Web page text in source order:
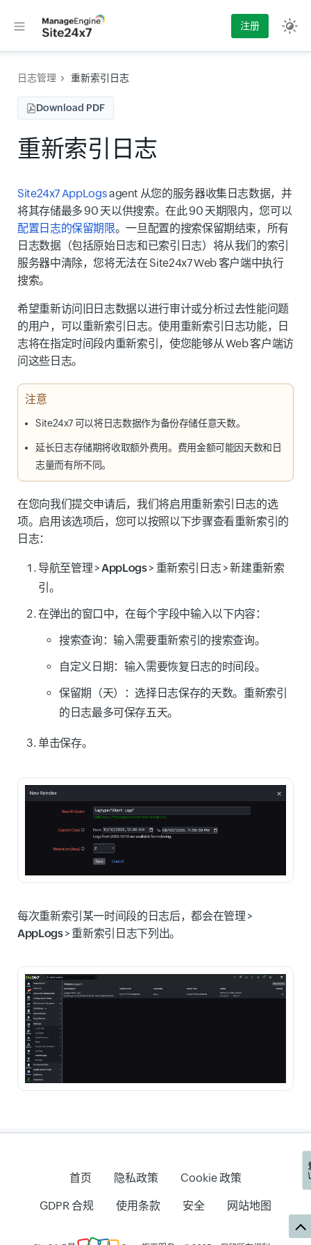
注册
日志管理 重新索引日志
Download PDF
重新索引日志
Site24x7 AppLogsagent 从您的服务器收集日志数据，并
将其存储最多 90 天以供搜索。在此 90 天期限内，您可以
配置日志的保留期限。一旦配置的搜索保留期结束，所有
日志数据（包括原始日志和已索引日志）将从我们的索引
服务器中清除，您将无法在 Site24x7 Web 客户端中执行
搜索。
希望重新访问旧日志数据以进行审计或分析过去性能问题
的用户，可以重新索引日志。使用重新索引日志功能，日
志将在指定时间段内重新索引，使您能够从 Web 客户端访
问这些日志。
注意
Site24x7 可以将日志数据作为备份存储任意天数。
延长日志存储期将收取额外费用。费用金额可能因天数和日
志量而有所不同。
在您向我们提交申请后，我们将启用重新索引日志的选
项。启用该选项后，您可以按照以下步骤查看重新索引的
日志：
导航至管理 >AppLogs> 重新索引日志>新建重新索
引 。
在弹出的窗口中，在每个字段中输入以下内容：
搜索查询：输入需要重新索引的搜索查询。
自定义日期： 输入需要恢复日志的时间段。
保留期（天）： 选择日志保存的天数。重新索引
的日志最多可保存五天。
单击保存。
每次重新索引某一时间段的日志后，都会在管理 >
AppLogs> 重新索引日志下列出。
首页 隐私政策 Cookie 政策
GDPR 合规 使用条款 安全 网站地图